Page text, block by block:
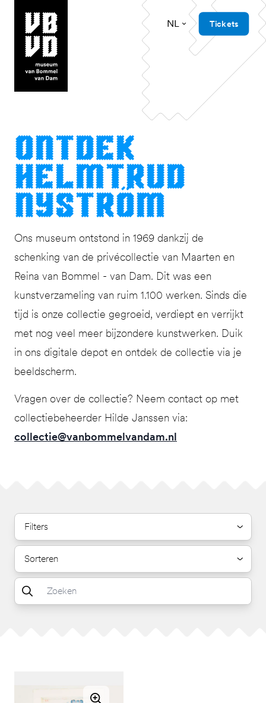
museum van Bommel van Dam
NL Tickets
Ont­dek
Helmtrud
Nyström
Ons museum ontstond in 1969 dankzij de
schenking van de privécollectie van Maarten en
Reina van Bommel - van Dam. Dit was een
kunstverzameling van ruim 1.100 werken. Sinds die
tijd is onze collectie gegroeid, verdiept en verrijkt
met nog veel meer bijzondere kunstwerken. Duik
in ons digitale depot en ontdek de collectie via je
beeldscherm.
Vragen over de collectie? Neem contact op met
collectiebeheerder Hilde Janssen via:
collectie@vanbommelvandam.nl
Filters
Sorteren